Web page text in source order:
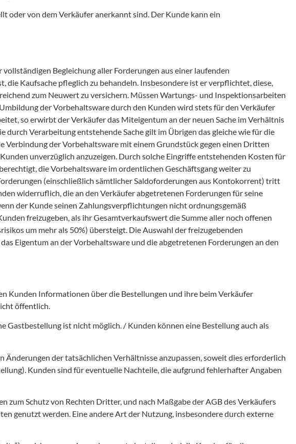
oder von dem Verkäufer anerkannt sind. Der Kunde kann ein
Begleichung aller Forderungen aus einer laufenden
Kaufsache pfleglich zu behandeln. Insbesondere ist er verpflichtet, diese,
zum Neuwert zu versichern. Müssen Wartungs- und Inspektionsarbeiten
der Vorbehaltsware durch den Kunden wird stets für den Verkäufer
so erwirbt der Verkäufer das Miteigentum an der neuen Sache im Verhältnis
Verarbeitung entstehende Sache gilt im Übrigen das gleiche wie für die
Verbindung der Vorbehaltsware mit einem Grundstück gegen einen Dritten
unverzüglich anzuzeigen. Durch solche Eingriffe entstehenden Kosten für
die Vorbehaltsware im ordentlichen Geschäftsgang weiter zu
(einschließlich sämtlicher Saldoforderungen aus Kontokorrent) tritt
widerruflich, die an den Verkäufer abgetretenen Forderungen für seine
der Kunde seinen Zahlungsverpflichtungen nicht ordnungsgemäß
freizugeben, als ihr Gesamtverkaufswert die Summe aller noch offenen
um mehr als 50%) übersteigt. Die Auswahl der freizugebenden
Eigentum an der Vorbehaltsware und die abgetretenen Forderungen an den
Kunden Informationen über die Bestellungen und ihre beim Verkäufer
öffentlich.
Gastbestellung ist nicht möglich. / Kunden können eine Bestellung auch als
der tatsächlichen Verhältnisse anzupassen, soweit dies erforderlich
Kunden sind für eventuelle Nachteile, die aufgrund fehlerhafter Angaben
Schutz von Rechten Dritter, und nach Maßgabe der AGB des Verkäufers
genutzt werden. Eine andere Art der Nutzung, insbesondere durch externe